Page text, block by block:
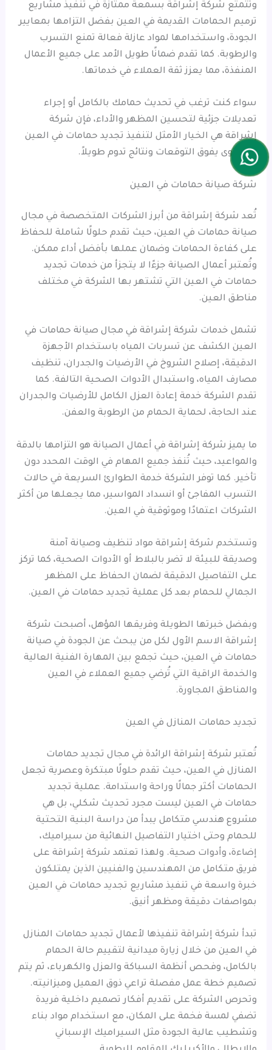
وتتمتع شركة إشراقة بسمعة ممتازة في تنفيذ مشاريع
ترميم الحمامات القديمة في العين بفضل التزامها بمعايير
الجودة، واستخدامها لمواد عازلة فعالة تمنع التسرب
والرطوبة. كما تقدم ضمانًا طويل الأمد على جميع الأعمال
المنفذة، مما يعزز ثقة العملاء في خدماتها.
سواء كنت ترغب في تحديث حمامك بالكامل أو إجراء
تعديلات جزئية لتحسين المظهر والأداء، فإن شركة
إشراقة هي الخيار الأمثل لتنفيذ تجديد حمامات في العين
بمستوى يفوق التوقعات ونتائج تدوم طويلاً.
شركة صيانة حمامات في العين
تُعد شركة إشراقة من أبرز الشركات المتخصصة في مجال
صيانة حمامات في العين، حيث تقدم حلولًا شاملة للحفاظ
على كفاءة الحمامات وضمان عملها بأفضل أداء ممكن.
وتُعتبر أعمال الصيانة جزءًا لا يتجزأ من خدمات تجديد
حمامات في العين التي تشتهر بها الشركة في مختلف
مناطق العين.
تشمل خدمات شركة إشراقة في مجال صيانة حمامات في
العين الكشف عن تسربات المياه باستخدام الأجهزة
الدقيقة، إصلاح الشروخ في الأرضيات والجدران، تنظيف
مصارف المياه، واستبدال الأدوات الصحية التالفة. كما
تقدم الشركة خدمة إعادة العزل الكامل للأرضيات والجدران
عند الحاجة، لحماية الحمام من الرطوبة والعفن.
ما يميز شركة إشراقة في أعمال الصيانة هو التزامها بالدقة
والمواعيد، حيث تُنفذ جميع المهام في الوقت المحدد دون
تأخير. كما توفر الشركة خدمة الطوارئ السريعة في حالات
التسرب المفاجئ أو انسداد المواسير، مما يجعلها من أكثر
الشركات اعتمادًا وموثوقية في العين.
وتستخدم شركة إشراقة مواد تنظيف وصيانة آمنة
وصديقة للبيئة لا تضر بالبلاط أو الأدوات الصحية، كما تركز
على التفاصيل الدقيقة لضمان الحفاظ على المظهر
الجمالي للحمام بعد كل عملية تجديد حمامات في العين.
وبفضل خبرتها الطويلة وفريقها المؤهل، أصبحت شركة
إشراقة الاسم الأول لكل من يبحث عن الجودة في صيانة
حمامات في العين، حيث تجمع بين المهارة الفنية العالية
والخدمة الراقية التي تُرضي جميع العملاء في العين
والمناطق المجاورة.
تجديد حمامات المنازل في العين
تُعتبر شركة إشراقة الرائدة في مجال تجديد حمامات
المنازل في العين، حيث تقدم حلولًا مبتكرة وعصرية تجعل
الحمامات أكثر جمالًا وراحة واستدامة. عملية تجديد
حمامات في العين ليست مجرد تحديث شكلي، بل هي
مشروع هندسي متكامل يبدأ من دراسة البنية التحتية
للحمام وحتى اختيار التفاصيل النهائية من سيراميك،
إضاءة، وأدوات صحية. ولهذا تعتمد شركة إشراقة على
فريق متكامل من المهندسين والفنيين الذين يمتلكون
خبرة واسعة في تنفيذ مشاريع تجديد حمامات في العين
بمواصفات دقيقة ومظهر أنيق.
تبدأ شركة إشراقة تنفيذها لأعمال تجديد حمامات المنازل
في العين من خلال زيارة ميدانية لتقييم حالة الحمام
بالكامل، وفحص أنظمة السباكة والعزل والكهرباء، ثم يتم
تصميم خطة عمل مفصلة تراعي ذوق العميل وميزانيته.
وتحرص الشركة على تقديم أفكار تصميم داخلية فريدة
تضفي لمسة فخمة على المكان، مع استخدام مواد بناء
وتشطيب عالية الجودة مثل السيراميك الإسباني